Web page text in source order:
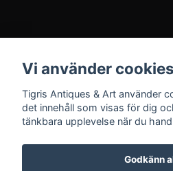
Sociala medier
Vi använder cookies
Tigris Antiques & Art använder
det innehåll som visas för dig
tänkbara upplevelse när du
Godkänn